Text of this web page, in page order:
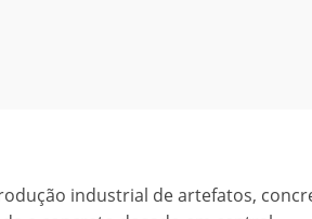
industrial de artefatos,